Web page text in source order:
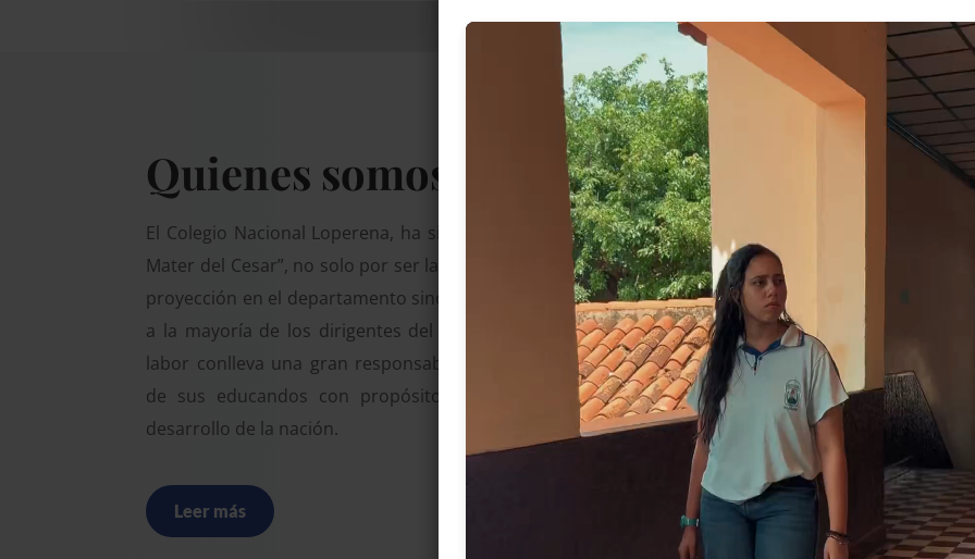
Quienes somos
El Colegio Nacional Loperena, ha sido considerado como el “Alma
Mater del Cesar”, no solo por ser la institución educativa de mayor
proyección en el departamento sino por haber tenido en sus aulas
a la mayoría de los dirigentes del departamento. Esta destacada
labor conlleva una gran responsabilidad en la formación integral
de sus educandos con propósito que contribuyan a la Paz y
desarrollo de la nación.
Leer más